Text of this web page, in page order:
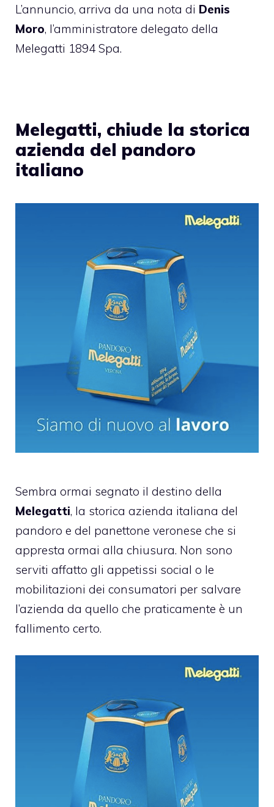
L’annuncio, arriva da una nota di Denis
Moro, l’amministratore delegato della
Melegatti 1894 Spa.
Melegatti, chiude la storica
azienda del pandoro
italiano
Sembra ormai segnato il destino della
Melegatti, la storica azienda italiana del
pandoro e del panettone veronese che si
appresta ormai alla chiusura. Non sono
serviti affatto gli appetissi social o le
mobilitazioni dei consumatori per salvare
l’azienda da quello che praticamente è un
fallimento certo.